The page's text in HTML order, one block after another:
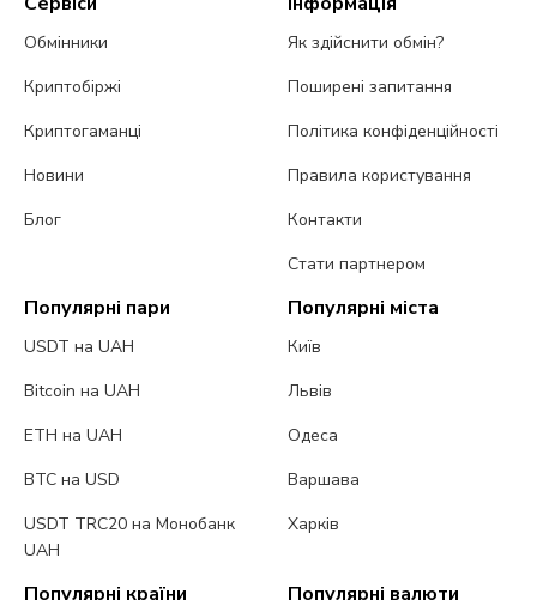
Обмінники
Криптобіржі
Криптогаманці
Новини
Блог
Як здійснити обмін?
Поширені запитання
Політика конфіденційності
Правила користування
Контакти
Стати партнером
Популярні пари
USDT на UAH
Bitcoin на UAH
ETH на UAH
BTC на USD
USDT TRC20 на Монобанк
UAH
Популярні міста
Київ
Львів
Одеса
Варшава
Харків
Популярні країни Популярні валюти